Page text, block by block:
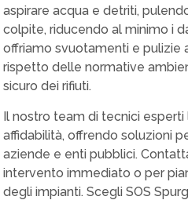
aspirare acqua e detriti,
colpite, riducendo al minimo i
offriamo svuotamenti e pulizie
rispetto delle normative
sicuro dei rifiuti.
Il nostro team di tecnici
affidabilità, offrendo soluzioni
aziende e enti pubblici.
intervento immediato o per
degli impianti. Scegli SOS